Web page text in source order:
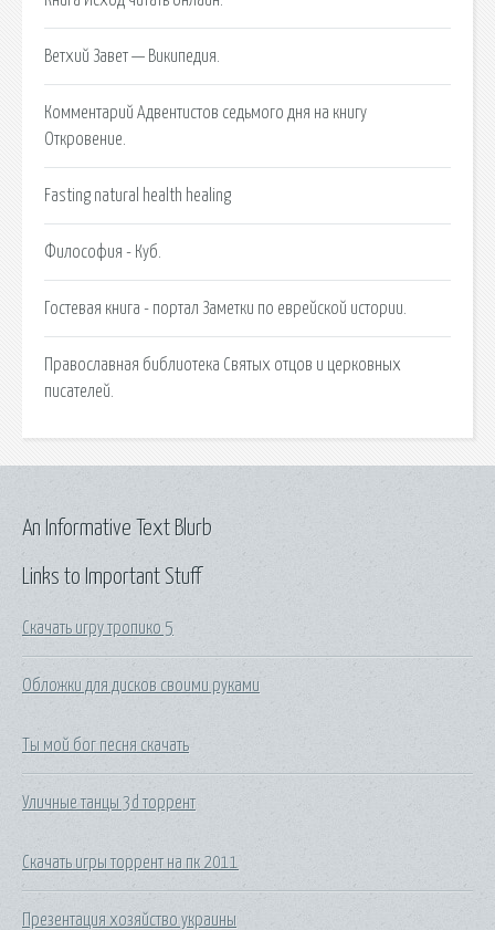
Ветхий Завет — Википедия.
Комментарий Адвентистов седьмого дня на книгу
Откровение.
Fasting natural health healing
Философия - Куб.
Гостевая книга - портал Заметки по еврейской истории.
Православная библиотека Святых отцов и церковных
писателей.
Links to Important Stuff
Скачать игру тропико 5
Обложки для дисков своими руками
Ты мой бог песня скачать
Уличные танцы 3d торрент
Скачать игры торрент на пк 2011
Презентация хозяйство украины
An Informative Text Blurb